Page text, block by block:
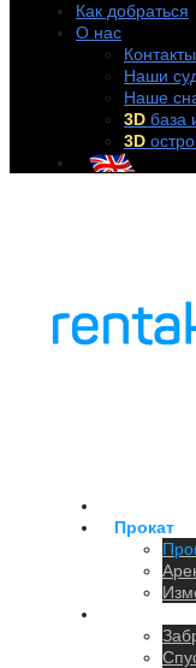
Как добраться
О нас
Контакты
Наши
Наше
3D база
3D
Прокат